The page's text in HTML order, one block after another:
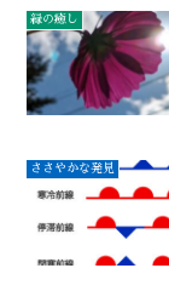
緑の癒し
ささやかな発見